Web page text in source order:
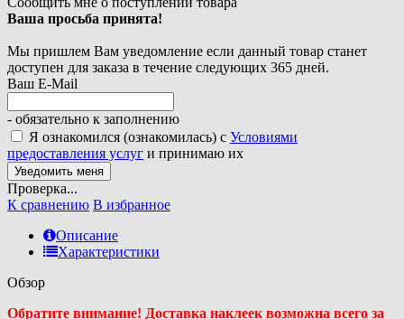
Ваша просьба принята!
Мы пришлем Вам уведомление если данный товар станет
доступен для заказа в течение следующих 365 дней.
Ваш E-Mail
- обязательно к заполнению
Я ознакомился (ознакомилась) с Условиями
предоставления услуг и принимаю их
Проверка...
К сравнению В избранное
Описание
Характеристики
Обзор
Обратите внимание! Доставка наклеек возможна всего за